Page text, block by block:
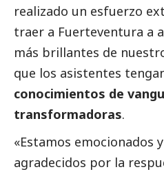
realizado un esfuerzo
traer a Fuerteventura a
más brillantes de
que los asistentes
conocimientos de
transformadoras.
«Estamos emocionados
agradecidos por la